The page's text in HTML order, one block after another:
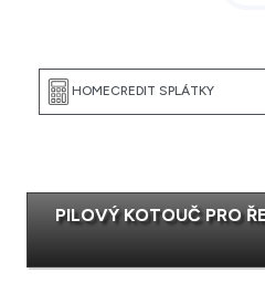
PILOVÝ KOTOUČ PRO